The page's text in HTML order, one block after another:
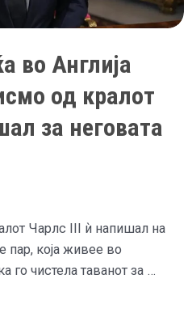
во Англија
од кралот
за неговата
Чарлс III ѝ напишал на
пар, која живее во
го чистела таванот за …